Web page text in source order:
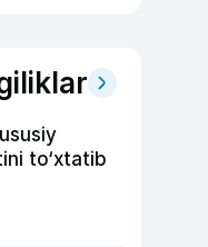
to‘xtatib